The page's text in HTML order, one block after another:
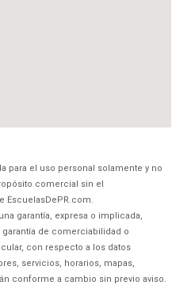
para el uso personal solamente y no
comercial sin el
EscuelasDePR.com.
garantía, expresa o implicada,
de comerciabilidad o
con respecto a los datos
servicios, horarios, mapas,
conforme a cambio sin previo aviso.